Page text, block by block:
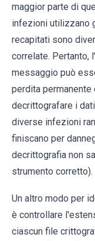
maggior parte di
infezioni utilizzano
recapitati sono
correlate.
messaggio può
perdita
decrittografare i
diverse infezioni
finiscano per
decrittografia non
strumento corretto).
Un altro modo per
è controllare
ciascun file